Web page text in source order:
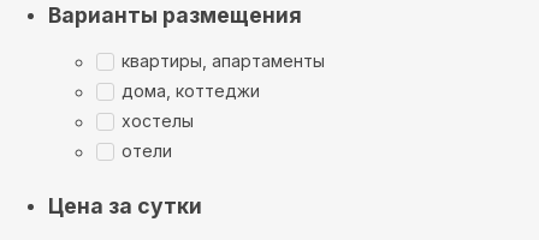
Варианты размещения
квартиры, апартаменты
дома, коттеджи
хостелы
отели
Цена за сутки